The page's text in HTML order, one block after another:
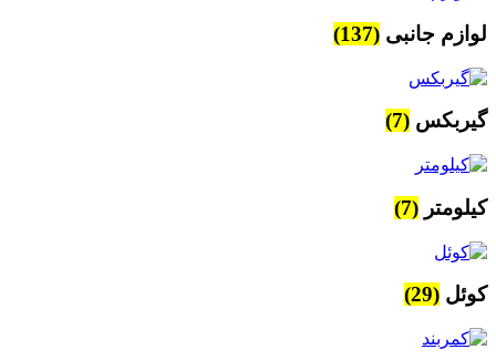
لوازم جانبی (137)
گیربکس (7)
کیلومتر (7)
کوئل (29)